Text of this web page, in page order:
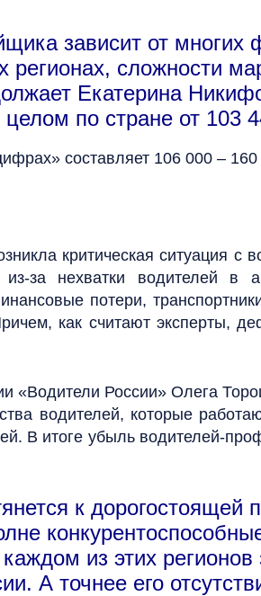
зависит от многих
регионах, сложности
Екатерина
по стране от 103
составляет 106 000 –
критическая ситуация с
за нехватки водителей в
потери,
как считают эксперты,
«Водители России» Олега
водителей, которые
В итоге убыль водителей-
к дорогостоящей
из этих
А точнее его